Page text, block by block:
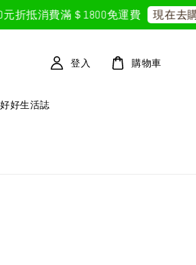
抵消費滿＄1800免運費 現在去購
好好生活誌
登入 購物車